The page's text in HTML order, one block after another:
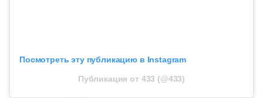
Посмотреть эту публикацию в Instagram
Публикация от 433 (@433)